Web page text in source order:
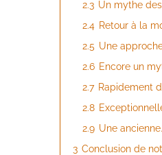
2.3 Un mythe
2.4 Retour à la
2.5 Une
2.6 Encore un
2.7 Rapidement
2.8
2.9 Une
3 Conclusion de